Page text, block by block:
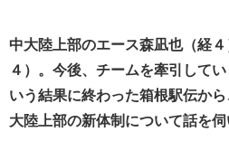
中大陸上部のエース森凪也（経
４）。今後、チームを牽引して
いう結果に終わった箱根駅伝か
大陸上部の新体制について話を伺